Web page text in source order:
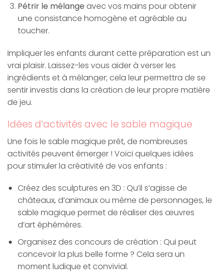
Pétrir le mélange avec vos mains pour obtenir
une consistance homogène et agréable au
toucher.
Impliquer les enfants durant cette préparation est un
vrai plaisir. Laissez-les vous aider à verser les
ingrédients et à mélanger; cela leur permettra de se
sentir investis dans la création de leur propre matière
de jeu.
Idées d’activités avec le sable magique
Une fois le sable magique prêt, de nombreuses
activités peuvent émerger ! Voici quelques idées
pour stimuler la créativité de vos enfants :
Créez des sculptures en 3D : Qu’il s’agisse de
châteaux, d’animaux ou même de personnages, le
sable magique permet de réaliser des œuvres
d’art éphémères.
Organisez des concours de création : Qui peut
concevoir la plus belle forme ? Cela sera un
moment ludique et convivial.